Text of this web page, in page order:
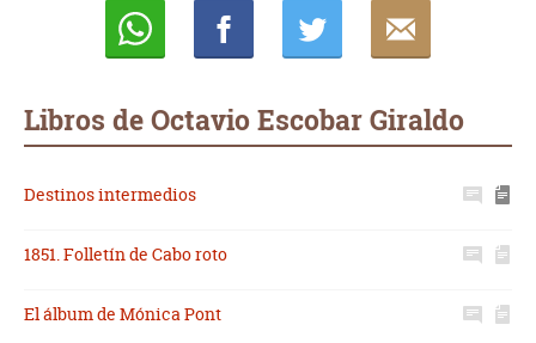
Libros de Octavio Escobar Giraldo
Destinos intermedios
1851. Folletín de Cabo roto
El álbum de Mónica Pont